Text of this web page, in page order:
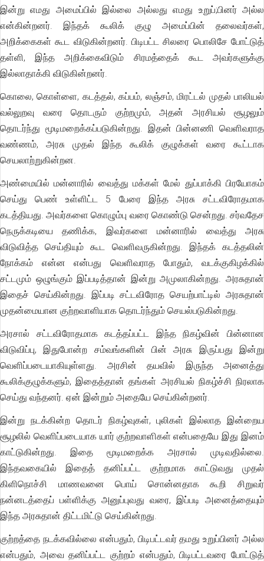
இன்று எமது அமைப்பில் இல்லை அல்லது எமது உறுப்;பினர் அல்ல
என்கின்றனர். இந்தக் கூலிக் குழு அமைப்பின் தலைவர்கள்,
அறிக்கைகள் கூட விடுகின்றனர். பிடிபட்ட சிலரை பொலிசே போட்டுத்
தள்ளி, இந்த அறிக்கைவிடும் சிரமத்தைக் கூட அவர்களுக்கு
இல்லாதாக்கி விடுகின்றனர்.
கொலை, கொள்ளை, கடத்தல், கப்பம், லஞ்சம், மிரட்டல் முதல் பாலியல்
வல்லுறவு வரை தொடரும் குற்றமும், அதன் அரசியல் சூழலும்
தொடர்ந்து மூடிமறைக்கப்படுகின்றது. இதன் பின்னணி வெளிவராத
வண்ணம், அரசு முதல் இந்த கூலிக் குழுக்கள் வரை கூட்டாக
செயலாற்றுகின்றன.
அண்மையில் மன்னாரில் வைத்து மக்கள் மேல் துப்பாக்கி பிரயோகம்
செய்து பெண் உள்ளிட்ட 5 பேரை இந்த அரசு சட்டவிரோதமாக
கடத்தியது. அவர்களை கொழும்பு வரை கொண்டு சென்றது. சர்வதேச
நெருக்கடியை தணிக்க, இவர்களை மன்னாரில் வைத்து அரசு
விடுவித்த செய்தியும் கூட வெளிவருகின்றது. இந்தக் கடத்தலின்
நோக்கம் என்ன என்பது வெளிவராத போதும், வடக்குகிழக்கில்
சட்டமும் ஒழுங்கும் இப்படித்தான் இன்று அமுலாகின்றது. அரசுதான்
இதைச் செய்கின்றது. இப்படி சட்டவிரோத செயற்பாட்டில் அரசுதான்
முதன்மையான குற்றவாளியாக தொடர்ந்தும் செயல்படுகின்றது.
அரசால் சட்டவிரோதமாக கடத்தப்பட்ட இந்த நிகழ்வின் பின்னான
விடுவிப்பு, இதுபோன்ற சம்வங்களின் பின் அரசு இருப்பது இன்று
வெளிப்படையாகியுள்ளது. அரசின் தயவில் இருந்த அனைத்து
கூலிக்குழுக்களும், இதைத்தான் தங்கள் அரசியல் நிகழ்ச்சி நிரலாக
செய்து வந்தனர். ஏன் இன்றும் அதையே செய்கின்றனர்.
இன்று நடக்கின்ற தொடர் நிகழ்வுகள், புலிகள் இல்லாத இன்றைய
சூழலில் வெளிப்படையாக யார் குற்றவாளிகள் என்பதையே இது இனம்
காட்டுகின்றது. இதை மூடிமறைக்க அரசால் முடிவதில்லை.
இந்தவகையில் இதைத் தனிப்பட்ட குற்றமாக காட்டுவது முதல்
கிளிநொச்சி மாணவனை பொய் சொன்னதாக கூறி சிறுவர்
நன்னடத்தைப் பள்ளிக்கு அனுப்புவது வரை, இப்படி அனைத்தையும்
இந்த அரசுதான் திட்டமிட்டு செய்கின்றது.
குற்றத்தை நடக்கவில்லை என்பதும், பிடிபட்டவர் தமது உறுப்பினர் அல்ல
என்பதும், அவை தனிப்பட்ட குற்றம் என்பதும், பிடிபட்டவரை போட்டுத்